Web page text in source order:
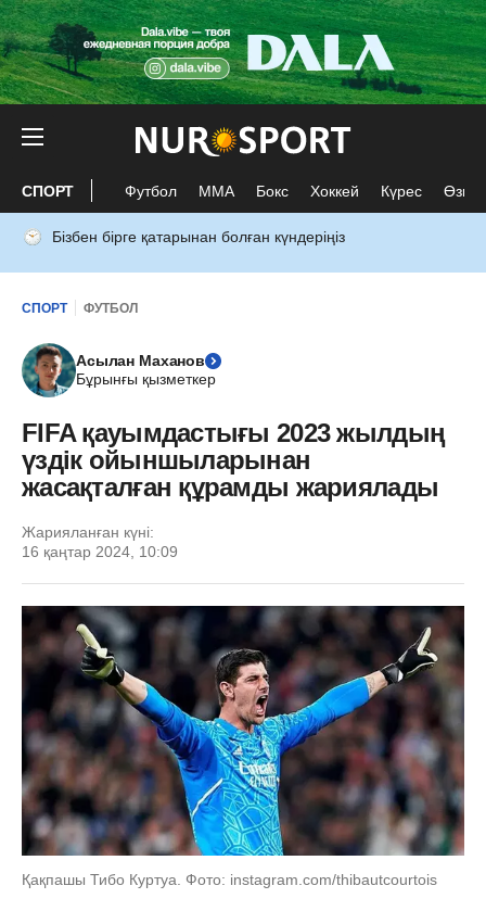
СПОРТ Футбол ММА Бокс Хоккей Күрес Өзге
Бізбен бірге қатарынан болған күндеріңіз
СПОРТ ФУТБОЛ
Асылан Маханов
Бұрынғы қызметкер
FIFA қауымдастығы 2023 жылдың
үздік ойыншыларынан
жасақталған құрамды жариялады
Жарияланған күні:
16 қаңтар 2024, 10:09
Қақпашы Тибо Куртуа. Фото: instagram.com/thibautcourtois